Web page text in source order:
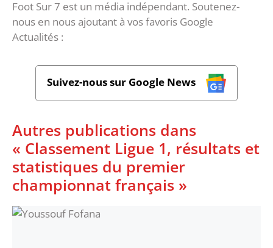
Foot Sur 7 est un média indépendant. Soutenez-
nous en nous ajoutant à vos favoris Google
Actualités :
Suivez-nous sur Google News
Autres publications dans
« Classement Ligue 1, résultats et
statistiques du premier
championnat français »